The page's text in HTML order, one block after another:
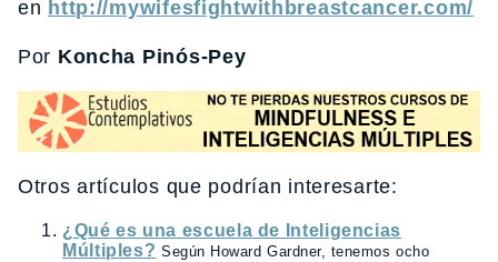
en http://mywifesfightwithbreastcancer.com/
Por Koncha Pinós-Pey
Otros artículos que podrían interesarte:
¿Qué es una escuela de Inteligencias
Múltiples? Según Howard Gardner, tenemos ocho